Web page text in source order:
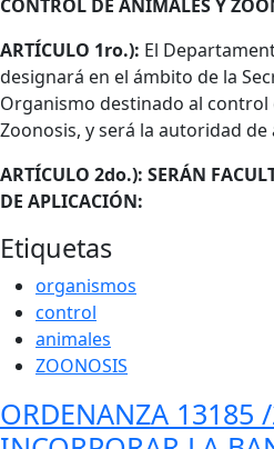
CONTROL DE ANIMALES Y
ARTÍCULO 1ro.): El
designará en el ámbito de la
Organismo destinado al control
Zoonosis, y será la autoridad
ARTÍCULO 2do.): SERÁN
DE APLICACIÓN:
Etiquetas
organismos
control
animales
ZOONOSIS
ORDENANZA 13185